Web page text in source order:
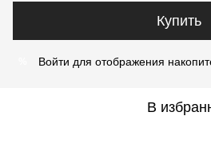
Купить
Войти для отображения
В